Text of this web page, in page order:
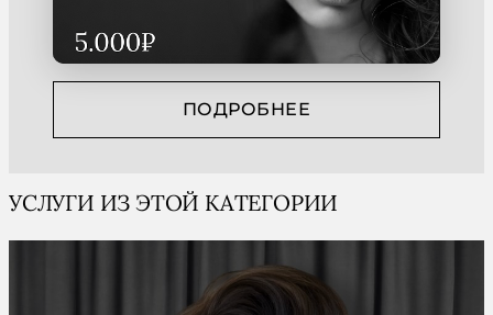
ПОДРОБНЕЕ
УСЛУГИ ИЗ ЭТОЙ КАТЕГОРИИ